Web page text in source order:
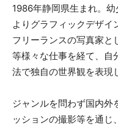
1986年静岡県生まれ。
よりグラフィックデザ
フリーランスの写真家と
等様々な仕事を経て、自
法で独自の世界観を表現
ジャンルを問わず国内外
ッションの撮影等を通じ